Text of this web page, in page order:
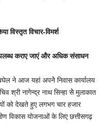
विस्तृत विचार-विमर्श
कराए जाएं और अधिक संसाधन
ने आज यहां अपनेे निवास कार्यालय
श्री नागेन्द्र नाथ सिन्हा सेे मुलाकात
को देखते हुए लगभग चार हजार
विकास योजनाओं के लिए छत्तीसगढ़